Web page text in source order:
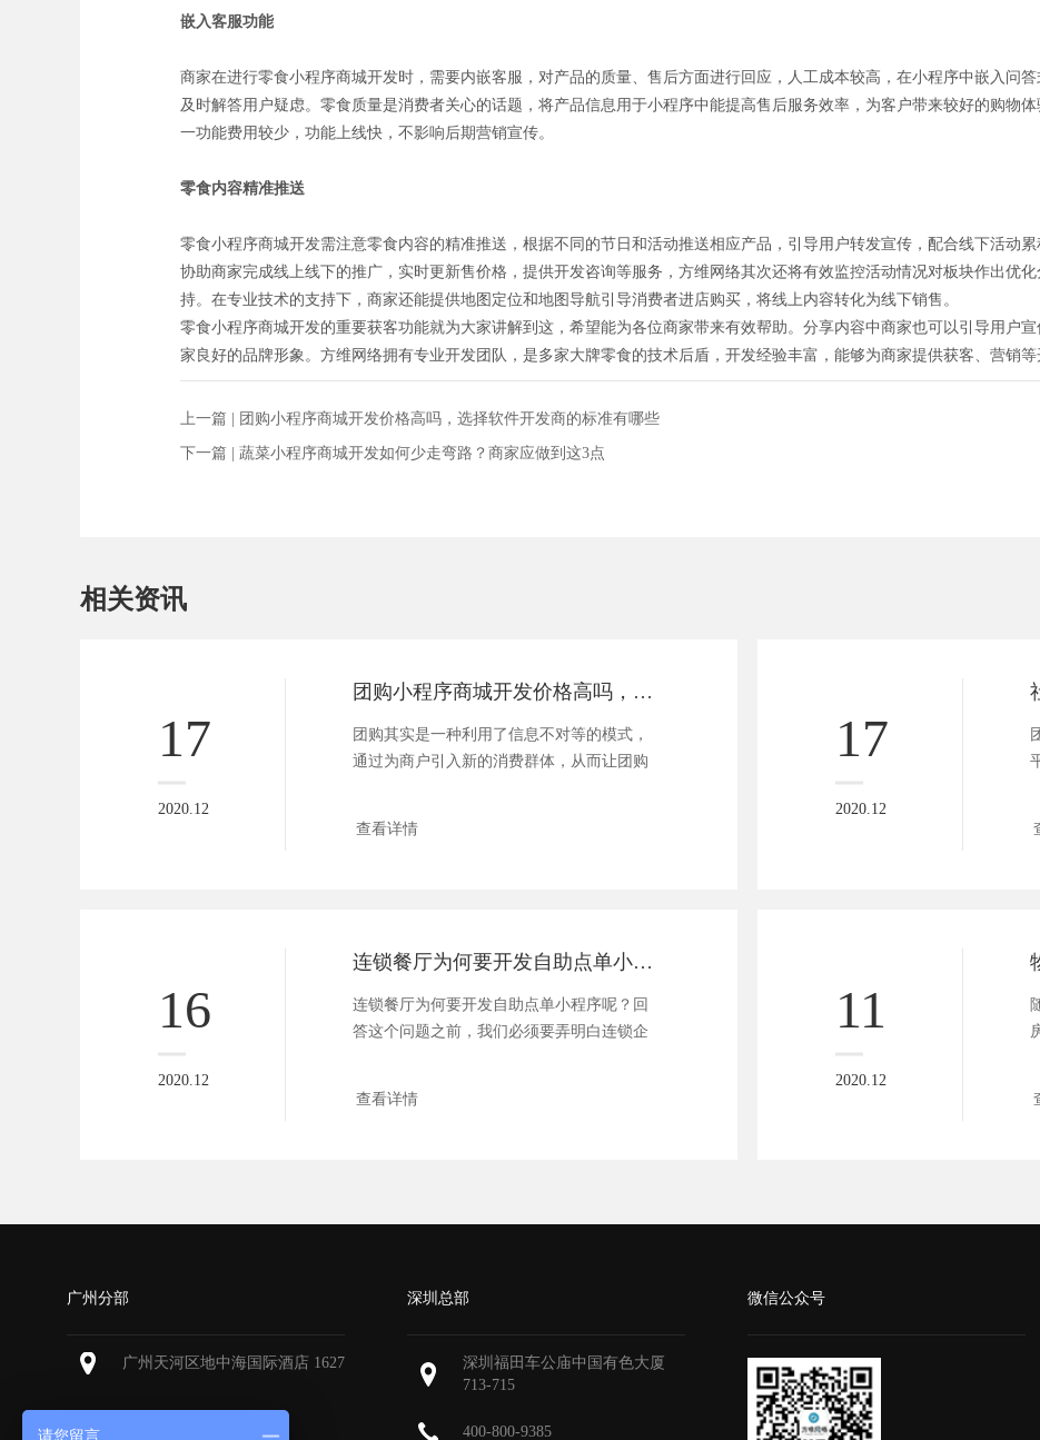
嵌入客服功能
商家在进行零食小程序商城开发时，需要内嵌客服，对产品的质量、售后方面进行回应，人工成本较高，在小程序中嵌入问
及时解答用户疑虑。零食质量是消费者关心的话题，将产品信息用于小程序中能提高售后服务效率，为客户带来较好的购物
一功能费用较少，功能上线快，不影响后期营销宣传。
零食内容精准推送
零食小程序商城开发需注意零食内容的精准推送，根据不同的节日和活动推送相应产品，引导用户转发宣传，配合线下活动
协助商家完成线上线下的推广，实时更新售价格，提供开发咨询等服务，方维网络其次还将有效监控活动情况对板块作出优
持。在专业技术的支持下，商家还能提供地图定位和地图导航引导消费者进店购买，将线上内容转化为线下销售。
零食小程序商城开发的重要获客功能就为大家讲解到这，希望能为各位商家带来有效帮助。分享内容中商家也可以引导用户
家良好的品牌形象。方维网络拥有专业开发团队，是多家大牌零食的技术后盾，开发经验丰富，能够为商家提供获客、营销等
上一篇 | 团购小程序商城开发价格高吗，选择软件开发商的标准有哪些
下一篇 | 蔬菜小程序商城开发如何少走弯路？商家应做到这3点
相关资讯
17
2020.12
团购小程序商城开发价格高吗，选择软件开发商的标准有哪些
团购其实是一种利用了信息不对等的模式，
通过为商户引入新的消费群体，从而让团购
查看详情
17
2020.12
16
2020.12
连锁餐厅为何要开发自助点单小程序？
连锁餐厅为何要开发自助点单小程序呢？回
答这个问题之前，我们必须要弄明白连锁企
查看详情
11
2020.12
广州分部
广州天河区地中海国际酒店 1627
深圳总部
深圳福田车公庙中国有色大厦
713-715
400-800-9385
微信公众号
请您留言